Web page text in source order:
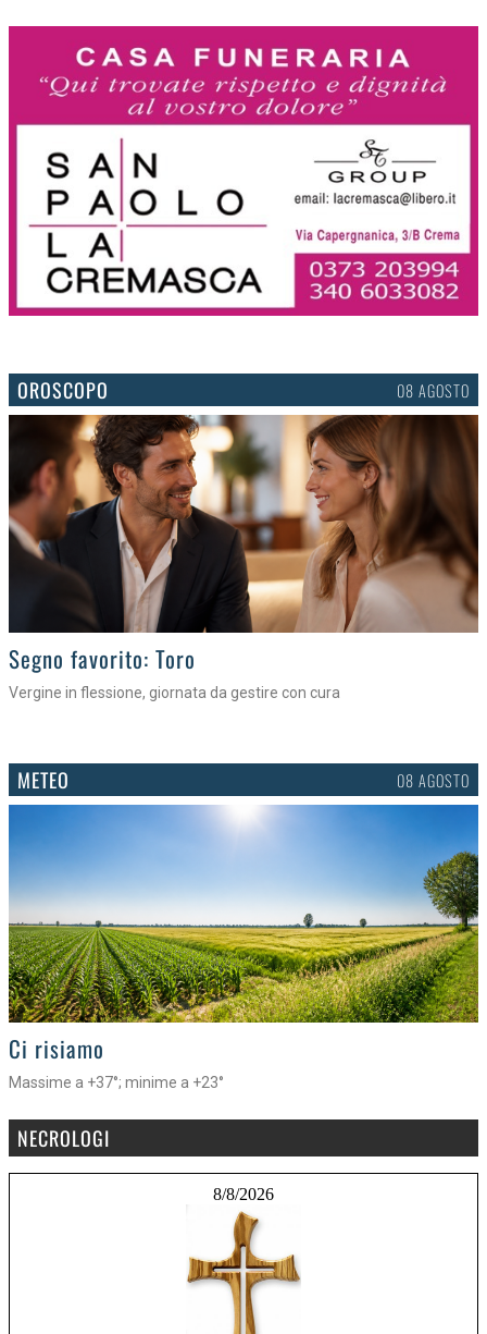
OROSCOPO 08 AGOSTO
>
Segno favorito: Toro
Vergine in flessione, giornata da gestire con cura
METEO 08 AGOSTO
>
Ci risiamo
Massime a +37°; minime a +23°
NECROLOGI
8/8/2026